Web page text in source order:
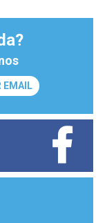
EMAIL